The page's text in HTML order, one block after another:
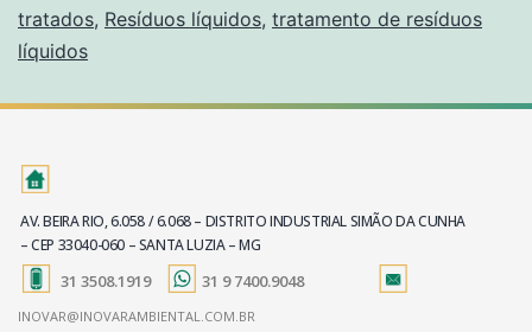
tratados, Resíduos líquidos, tratamento de resíduos
líquidos
AV. BEIRA RIO, 6.058 / 6.068 – DISTRITO INDUSTRIAL SIMÃO DA CUNHA
– CEP 33040-060 – SANTA LUZIA – MG
31 3508.1919 31 9 7400.9048
INOVAR@INOVARAMBIENTAL.COM.BR